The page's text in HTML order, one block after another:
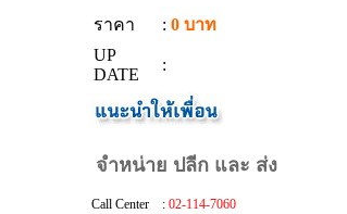
ราคา
: 0 บาท
UP
DATE
:
จำหน่าย ปลีก และ ส่ง
Call Center : 02-114-7060